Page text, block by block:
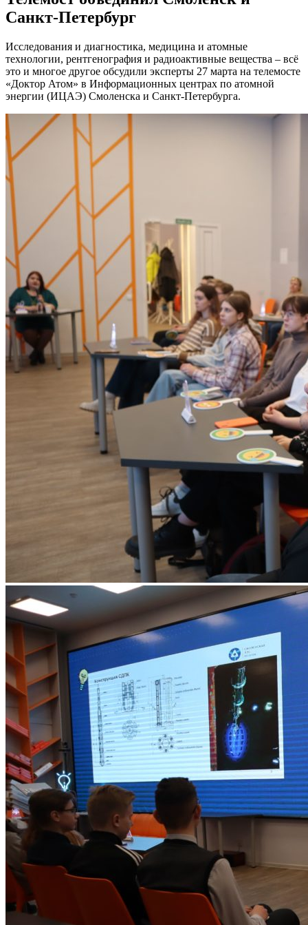
Санкт-Петербург
Исследования и диагностика, медицина и атомные
технологии, рентгенография и радиоактивные вещества – всё
это и многое другое обсудили эксперты 27 марта на телемосте
«Доктор Атом» в Информационных центрах по атомной
энергии (ИЦАЭ) Смоленска и Санкт-Петербурга.